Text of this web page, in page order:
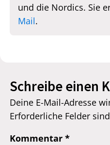
und die Nordics. Sie
Mail.
Schreibe einen
Deine E-Mail-Adresse
Erforderliche Felder
Kommentar *